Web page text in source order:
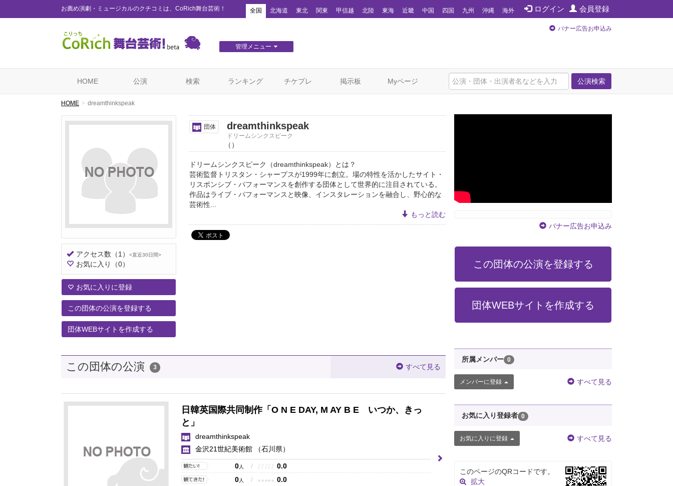
お薦め演劇・ミュージカルのクチコミは、CoRich舞台芸術！ ログイン 会員登録
全国 北海道 東北 関東 甲信越 北陸 東海 近畿 中国 四国 九州 沖縄 海外
管理メニュー
バナー広告お申込み
公演検索
HOME 公演 検索 ランキング チケプレ 掲示板 Myページ
HOME dreamthinkspeak
アクセス数 （1） <直近30日間>
お気に入り （0）
お気に入りに登録
この団体の公演を登録する
団体WEBサイトを作成する
団体 dreamthinkspeak
ドリームシンクスピーク
（）
ドリームシンクスピーク（dreamthinkspeak）とは？
芸術監督トリスタン・シャープスが1999年に創立。場の特性を活かしたサイト・
リスポンシブ・パフォーマンスを創作する団体として世界的に注目されている。
作品はライブ・パフォーマンスと映像、インスタレーションを融合し、野心的な
芸術性...
もっと読む
この団体の公演 3 すべて見る
日韓英国際共同制作「O N E DAY, M AY B E いつか、きっ
と」
dreamthinkspeak
金沢21世紀美術館
（石川県）
0人 / ♪ ♪ ♪ ♪ ♪
0.0
0人 / ★ ★ ★ ★ ★ 0.0
バナー広告お申込み
この団体の公演を登録する
団体WEBサイトを作成する
所属メンバー 0
メンバーに登録 すべて見る
お気に入り登録者 0
お気に入りに登録 すべて見る
このページのQRコードです。
拡大